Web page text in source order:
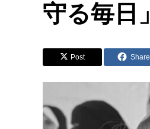
守る毎日」
Post Share